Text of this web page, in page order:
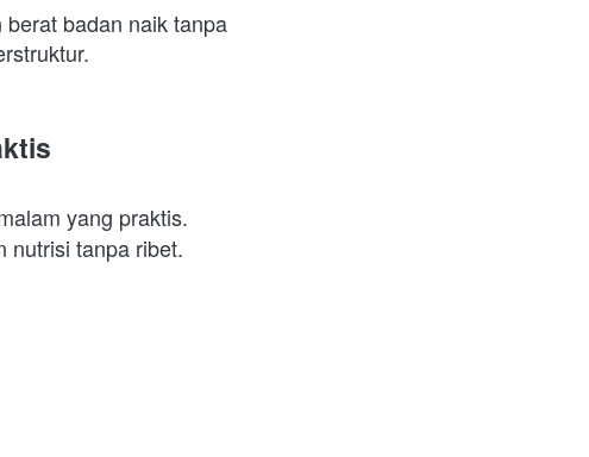
badan naik tanpa
yang praktis.
nutrisi tanpa ribet.